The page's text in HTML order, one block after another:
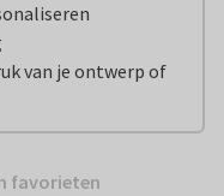
van je ontwerp of
favorieten